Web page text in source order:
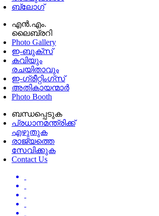
ബ്ലോഗ്
എൻ.എം.
ലൈബ്രറി
Photo Gallery
ഇ-ബുക്‌സ്
കവിയും
രചയിതാവും
ഇ-ഗ്രീറ്റിംഗ്‌സ്
അതികായന്മാർ
Photo Booth
ബന്ധപ്പെടുക
പ്രധാനമന്ത്രിക്ക്
എഴുതുക
രാജ്യത്തെ
സേവിക്കുക
Contact Us